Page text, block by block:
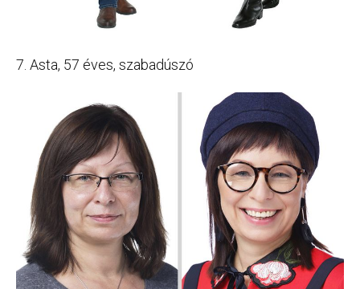
7. Asta, 57 éves, szabadúszó